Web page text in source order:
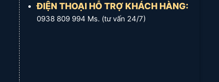
ĐIỆN THOẠI HỖ TRỢ KHÁCH HÀNG:
0938 809 994 Ms. (tư vấn 24/7)